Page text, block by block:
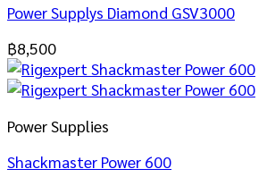
Power Supplys Diamond GSV3000
฿8,500
Power Supplies
Shackmaster Power 600